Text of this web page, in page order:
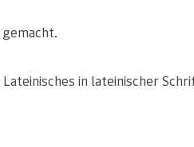
in lateinischer